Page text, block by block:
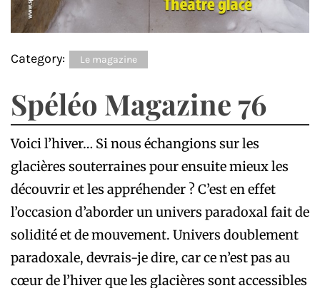
Category: Le magazine
Spéléo Magazine 76
Voici l’hiver… Si nous échangions sur les
glacières souterraines pour ensuite mieux les
découvrir et les appréhender ? C’est en effet
l’occasion d’aborder un univers paradoxal fait de
solidité et de mouvement. Univers doublement
paradoxale, devrais-je dire, car ce n’est pas au
cœur de l’hiver que les glacières sont accessibles